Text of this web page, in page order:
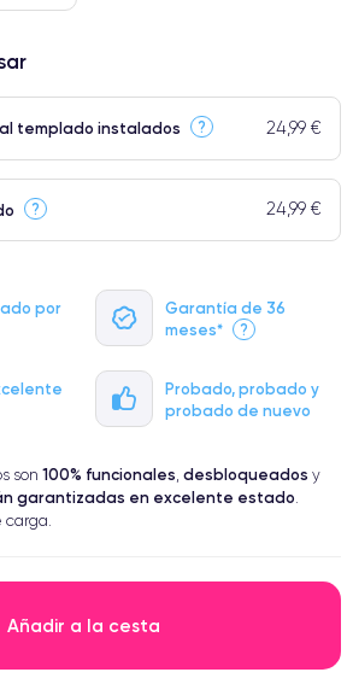
por
Garantía de 36
meses*
?
Probado, probado y
probado de nuevo
templado instalados ? 24,99 €
? 24,99 €
son 100% funcionales, desbloqueados y
garantizadas en excelente estado.
carga.
Añadir a la cesta